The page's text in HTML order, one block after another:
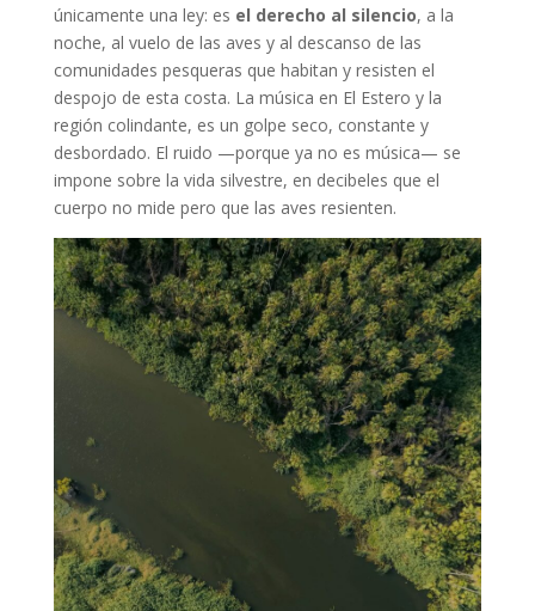
únicamente una ley: es el derecho al silencio, a la
noche, al vuelo de las aves y al descanso de las
comunidades pesqueras que habitan y resisten el
despojo de esta costa. La música en El Estero y la
región colindante, es un golpe seco, constante y
desbordado. El ruido —porque ya no es música— se
impone sobre la vida silvestre, en decibeles que el
cuerpo no mide pero que las aves resienten.